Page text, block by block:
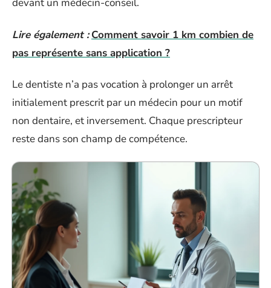
Lire également : Comment savoir 1 km combien de
pas représente sans application ?
Le dentiste n’a pas vocation à prolonger un arrêt
initialement prescrit par un médecin pour un motif
non dentaire, et inversement. Chaque prescripteur
reste dans son champ de compétence.